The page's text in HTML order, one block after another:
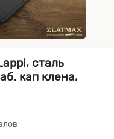
сталь
кап клена,